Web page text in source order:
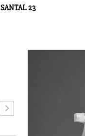
SANTAL 23